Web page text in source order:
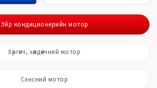
Эйр кондиционерийн мотор
Хөргөгч, хөлдөөгчний мотор
Сэнсний мотор